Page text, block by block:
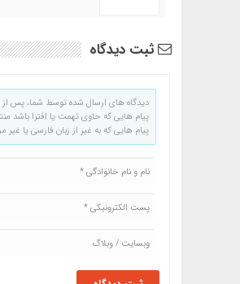
ثبت دیدگاه
دیدگاه های ارسال شده توسط شما، پس
پیام هایی که حاوی تهمت یا افترا باشد
پیام هایی که به غیر از زبان فارسی یا